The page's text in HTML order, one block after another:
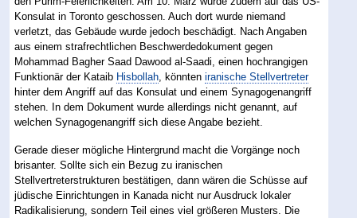
Konsulat in Toronto geschossen. Auch dort wurde niemand
verletzt, das Gebäude wurde jedoch beschädigt. Nach Angaben
aus einem strafrechtlichen Beschwerdedokument gegen
Mohammad Bagher Saad Dawood al-Saadi, einen hochrangigen
Funktionär der Kataib Hisbollah , könnteniranische Stellvertreter
hinter dem Angriff auf das Konsulat und einem Synagogenangriff
stehen. In dem Dokument wurde allerdings nicht genannt, auf
welchen Synagogenangriff sich diese Angabe bezieht.
Gerade dieser mögliche Hintergrund macht die Vorgänge noch
brisanter. Sollte sich ein Bezug zu iranischen
Stellvertreterstrukturen bestätigen, dann wären die Schüsse auf
jüdische Einrichtungen in Kanada nicht nur Ausdruck lokaler
Radikalisierung, sondern Teil eines viel größeren Musters. Die